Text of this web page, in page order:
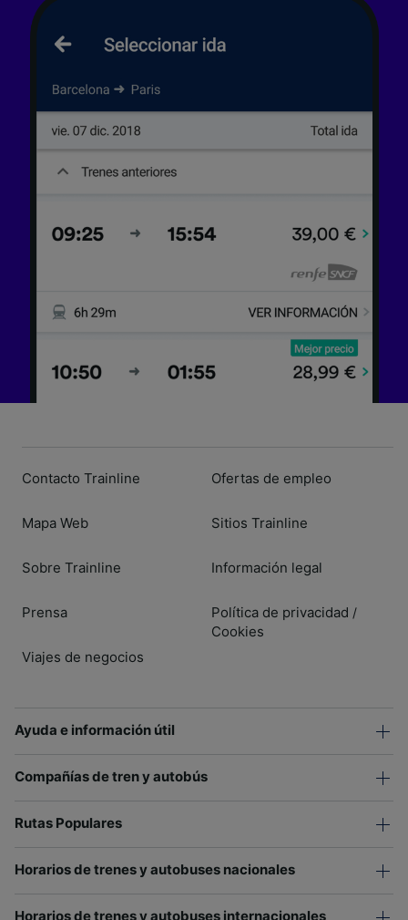
Contacto Trainline
Mapa Web
Sobre Trainline
Prensa
Viajes de negocios
Ofertas de empleo
Sitios Trainline
Información legal
Política de privacidad /
Cookies
Ayuda e información útil
Compañías de tren y autobús
Rutas Populares
Horarios de trenes y autobuses nacionales
Horarios de trenes y autobuses internacionales